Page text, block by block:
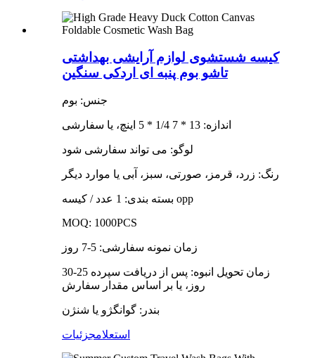
کیسه شستشوی لوازم آرایشی بهداشتی
تاشو بوم پنبه ای اردکی سنگین
جنس: بوم
اندازه: 13 * 7 1/4 * 5 اینچ، یا سفارشی
لوگو: می تواند سفارشی شود
رنگ: زرد، قرمز، صورتی، سبز، آبی یا موارد دیگر
بسته بندی: 1 عدد / کیسه opp
MOQ: 1000PCS
زمان نمونه سفارشی: 5-7 روز
زمان تحویل انبوه: پس از دریافت سپرده 25-30
روز، یا بر اساس مقدار سفارش
بندر: گوانگژو یا شنژن
استعلامجزئیات